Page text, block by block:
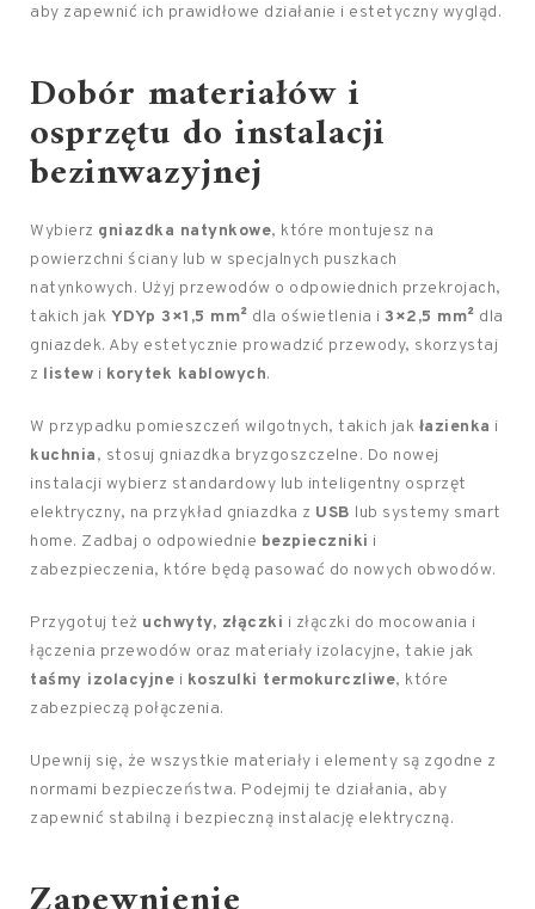
aby zapewnić ich prawidłowe działanie i estetyczny wygląd.
Dobór materiałów i
osprzętu do instalacji
bezinwazyjnej
Wybierz gniazdka natynkowe, które montujesz na
powierzchni ściany lub w specjalnych puszkach
natynkowych. Użyj przewodów o odpowiednich przekrojach,
takich jak YDYp 3×1,5 mm² dla oświetlenia i 3×2,5 mm² dla
gniazdek. Aby estetycznie prowadzić przewody, skorzystaj
z listew i korytek kablowych.
W przypadku pomieszczeń wilgotnych, takich jak łazienka i
kuchnia, stosuj gniazdka bryzgoszczelne. Do nowej
instalacji wybierz standardowy lub inteligentny osprzęt
elektryczny, na przykład gniazdka z USB lub systemy smart
home. Zadbaj o odpowiednie bezpieczniki i
zabezpieczenia, które będą pasować do nowych obwodów.
Przygotuj też uchwyty, złączki i złączki do mocowania i
łączenia przewodów oraz materiały izolacyjne, takie jak
taśmy izolacyjne i koszulki termokurczliwe, które
zabezpieczą połączenia.
Upewnij się, że wszystkie materiały i elementy są zgodne z
normami bezpieczeństwa. Podejmij te działania, aby
zapewnić stabilną i bezpieczną instalację elektryczną.